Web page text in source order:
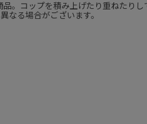
。コップを積み上げたり重ねたり
なる場合がございます。